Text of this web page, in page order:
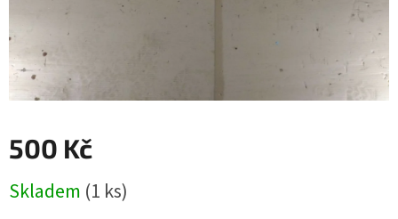
500 Kč
cena:
Skladem (1 ks)